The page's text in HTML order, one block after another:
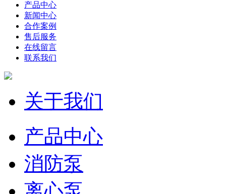
产品中心
新闻中心
合作案例
售后服务
在线留言
联系我们
关于我们
产品中心
消防泵